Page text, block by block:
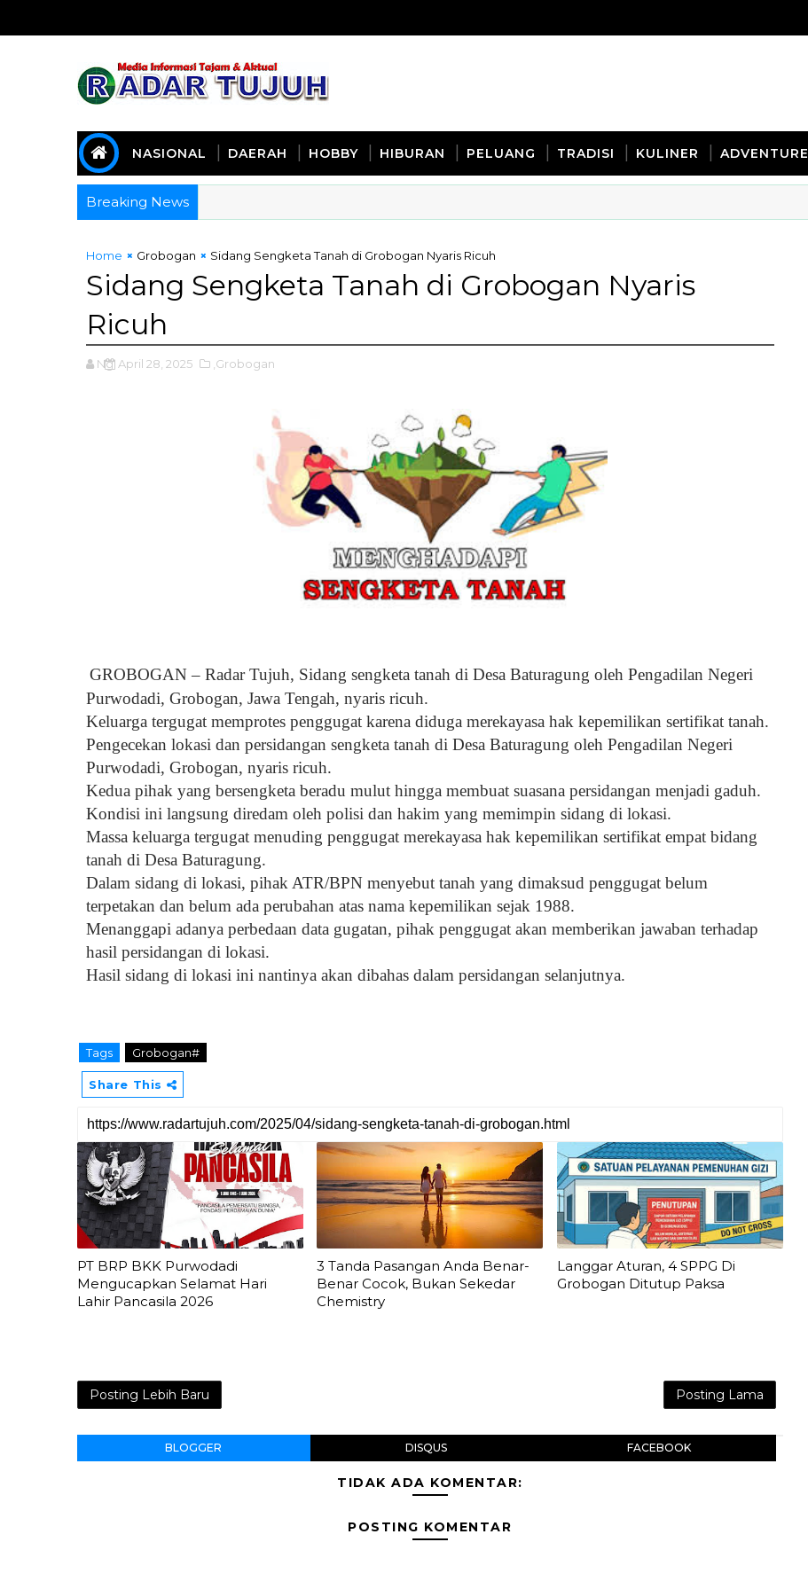
NASIONAL DAERAH HOBBY HIBURAN PELUANG TRADISI KULINER ADVENTURE
Breaking News
Home Grobogan Sidang Sengketa Tanah di Grobogan Nyaris Ricuh
Sidang Sengketa Tanah di Grobogan Nyaris
Ricuh
Ng April 28, 2025 ,Grobogan
GROBOGAN – Radar Tujuh, Sidang sengketa tanah di Desa Baturagung oleh Pengadilan Negeri
Purwodadi, Grobogan, Jawa Tengah, nyaris ricuh.
Keluarga tergugat memprotes penggugat karena diduga merekayasa hak kepemilikan sertifikat tanah.
Pengecekan lokasi dan persidangan sengketa tanah di Desa Baturagung oleh Pengadilan Negeri
Purwodadi, Grobogan, nyaris ricuh.
Kedua pihak yang bersengketa beradu mulut hingga membuat suasana persidangan menjadi gaduh.
Kondisi ini langsung diredam oleh polisi dan hakim yang memimpin sidang di lokasi.
Massa keluarga tergugat menuding penggugat merekayasa hak kepemilikan sertifikat empat bidang
tanah di Desa Baturagung.
Dalam sidang di lokasi, pihak ATR/BPN menyebut tanah yang dimaksud penggugat belum
terpetakan dan belum ada perubahan atas nama kepemilikan sejak 1988.
Menanggapi adanya perbedaan data gugatan, pihak penggugat akan memberikan jawaban terhadap
hasil persidangan di lokasi.
Hasil sidang di lokasi ini nantinya akan dibahas dalam persidangan selanjutnya.
Tags Grobogan#
Share This
PT BRP BKK Purwodadi
Mengucapkan Selamat Hari
Lahir Pancasila 2026
3 Tanda Pasangan Anda Benar-
Benar Cocok, Bukan Sekedar
Chemistry
Langgar Aturan, 4 SPPG Di
Grobogan Ditutup Paksa
Posting Lebih Baru Posting Lama
BLOGGER DISQUS FACEBOOK
TIDAK ADA KOMENTAR:
POSTING KOMENTAR